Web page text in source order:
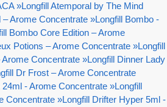
»Longfill Atemporal by The Mind
– Arome Concentrate »Longfill Bombo -
Bombo Core Edition – Arome
Potions – Arome Concentrate »Longfill
Concentrate »Longfill Dinner Lady
Dr Frost – Arome Concentrate
- Arome Concentrate »Longfill
Concentrate »Longfill Drifter Hyper 5ml -